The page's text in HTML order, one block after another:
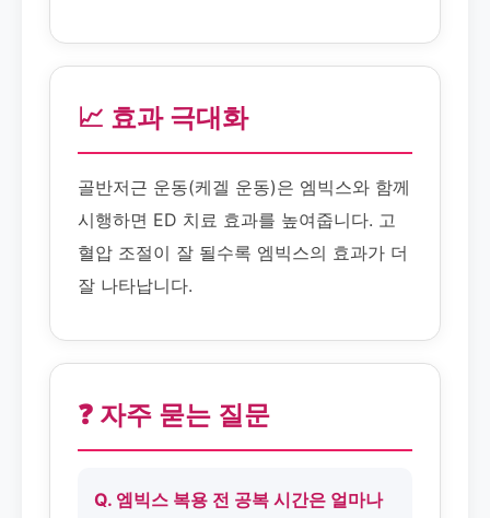
📈 효과 극대화
골반저근 운동(케겔 운동)은 엠빅스와 함께
시행하면 ED 치료 효과를 높여줍니다. 고
혈압 조절이 잘 될수록 엠빅스의 효과가 더
잘 나타납니다.
❓ 자주 묻는 질문
Q. 엠빅스 복용 전 공복 시간은 얼마나